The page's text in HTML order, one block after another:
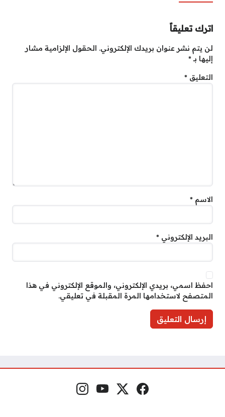
اترك تعليقاً
لن يتم نشر عنوان بريدك الإلكتروني. الحقول الإلزامية مشار
إليها بـ*
التعليق *
الاسم *
البريد الإلكتروني *
احفظ اسمي، بريدي الإلكتروني، والموقع الإلكتروني في هذا
المتصفح لاستخدامها المرة المقبلة في تعليقي.
مواقع التواصل فيسبوكمنصة إكس
يوتيوبإنستغرام